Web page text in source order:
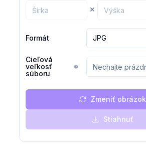
×
Formát JPG
Cieľová
veľkosť
súboru
Zmeniť obrázok
Stiahnuť